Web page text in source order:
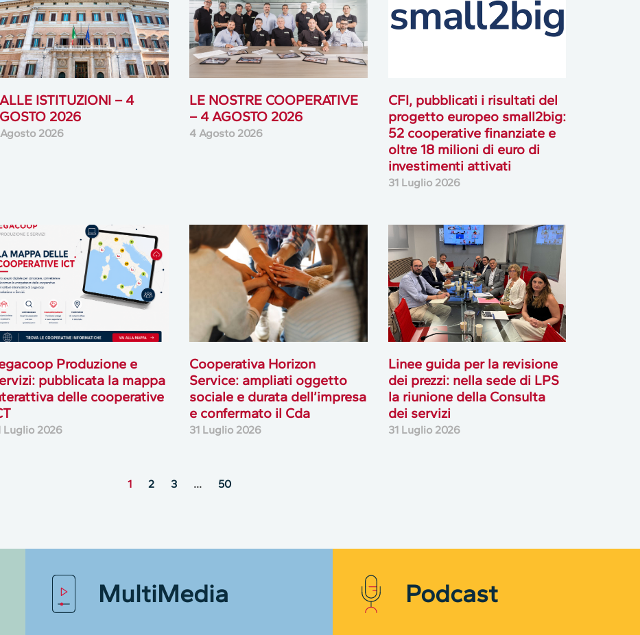
ISTITUZIONI – 4
2026
2026
LE NOSTRE COOPERATIVE
– 4 AGOSTO 2026
4 Agosto 2026
CFI, pubblicati i risultati del
progetto europeo small2big:
52 cooperative finanziate e
oltre 18 milioni di euro di
investimenti attivati
31 Luglio 2026
Produzione e
pubblicata la mappa
delle cooperative
Luglio 2026
Cooperativa Horizon
Service: ampliati oggetto
sociale e durata dell’impresa
e confermato il Cda
31 Luglio 2026
Linee guida per la revisione
dei prezzi: nella sede di LPS
la riunione della Consulta
dei servizi
31 Luglio 2026
1 2 3 … 50
MultiMedia Podcast
Rifiuta cookie non necessari ✕
alcuni dati personali dei